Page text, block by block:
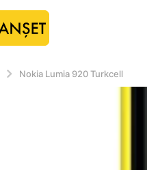
Nokia Lumia 920 Turkcell